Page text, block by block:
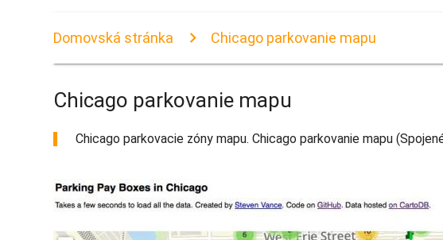
Domovská stránka Chicago parkovanie mapu
Chicago parkovanie mapu
Chicago parkovacie zóny mapu. Chicago parkovanie mapu